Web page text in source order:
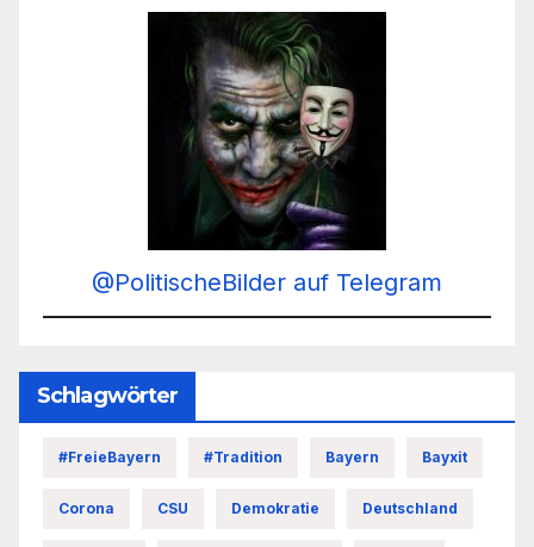
@PolitischeBilder auf Telegram
Schlagwörter
#FreieBayern #Tradition Bayern Bayxit
Corona CSU Demokratie Deutschland